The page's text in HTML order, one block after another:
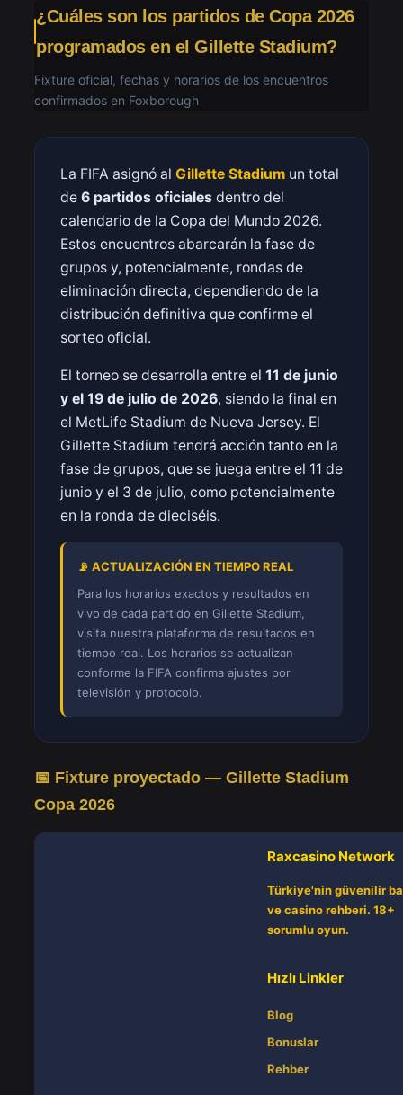
¿Cuáles son los partidos de Copa 2026
programados en el Gillette Stadium?
Fixture oficial, fechas y horarios de los encuentros
confirmados en Foxborough
La FIFA asignó al Gillette Stadium un total
de 6 partidos oficiales dentro del
calendario de la Copa del Mundo 2026.
Estos encuentros abarcarán la fase de
grupos y, potencialmente, rondas de
eliminación directa, dependiendo de la
distribución definitiva que confirme el
sorteo oficial.
El torneo se desarrolla entre el 11 de junio
y el 19 de julio de 2026, siendo la final en
el MetLife Stadium de Nueva Jersey. El
Gillette Stadium tendrá acción tanto en la
fase de grupos, que se juega entre el 11 de
junio y el 3 de julio, como potencialmente
en la ronda de dieciséis.
📡 ACTUALIZACIÓN EN TIEMPO REAL
Para los horarios exactos y resultados en
vivo de cada partido en Gillette Stadium,
visita nuestra plataforma de resultados en
tiempo real. Los horarios se actualizan
conforme la FIFA confirma ajustes por
televisión y protocolo.
📅 Fixture proyectado — Gillette Stadium
Copa 2026
Raxcasino Network
Türkiye'nin güvenilir
ve casino rehberi. 18+
sorumlu oyun.
Hızlı Linkler
Blog
Bonuslar
Rehber